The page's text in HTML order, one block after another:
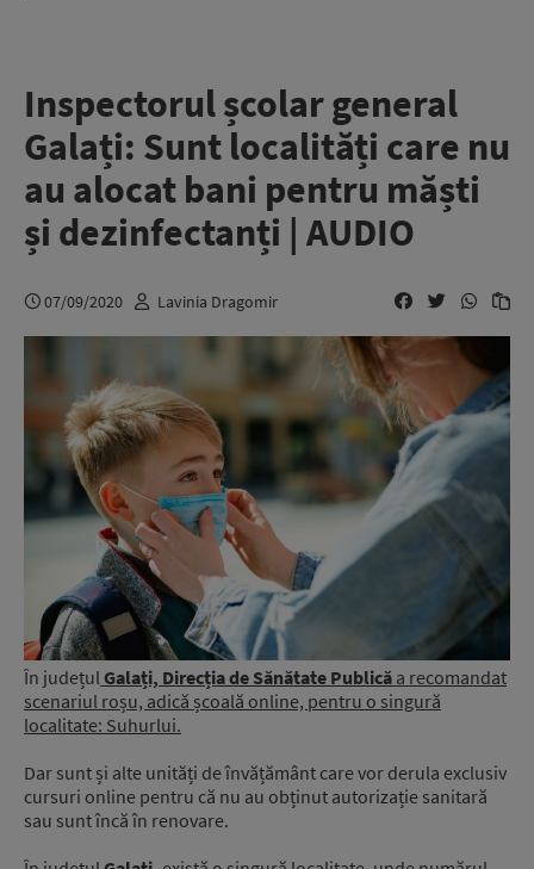
Inspectorul școlar general
Galați: Sunt localități care nu
au alocat bani pentru măști
și dezinfectanți | AUDIO
07/09/2020 Lavinia Dragomir
În județul Galați, Direcția de Sănătate Publică a recomandat
scenariul roșu, adică școală online, pentru o singură
localitate: Suhurlui.
Dar sunt și alte unități de învățământ care vor derula exclusiv
cursuri online pentru că nu au obținut autorizație sanitară
sau sunt încă în renovare.